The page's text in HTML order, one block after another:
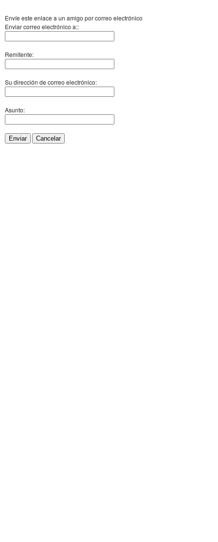
Envíe este enlace a un amigo por correo electrónico
Enviar correo electrónico a::
Remitente:
Su dirección de correo electrónico:
Asunto:
Enviar Cancelar